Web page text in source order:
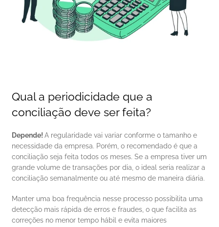
Qual a periodicidade que a
conciliação deve ser feita?
Depende! A regularidade vai variar conforme o tamanho e
necessidade da empresa. Porém, o recomendado é que a
conciliação seja feita todos os meses. Se a empresa tiver um
grande volume de transações por dia, o ideal seria realizar a
conciliação semanalmente ou até mesmo de maneira diária.
Manter uma boa frequência nesse processo possibilita uma
detecção mais rápida de erros e fraudes, o que facilita as
correções no menor tempo hábil e evita maiores